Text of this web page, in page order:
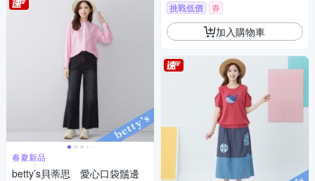
春夏新品
betty’s貝蒂思 愛心口袋鬚邊
挑戰低價 券
加入購物車